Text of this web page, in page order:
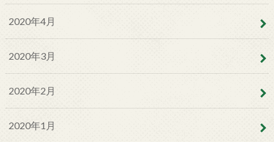
2020年4月
2020年3月
2020年2月
2020年1月